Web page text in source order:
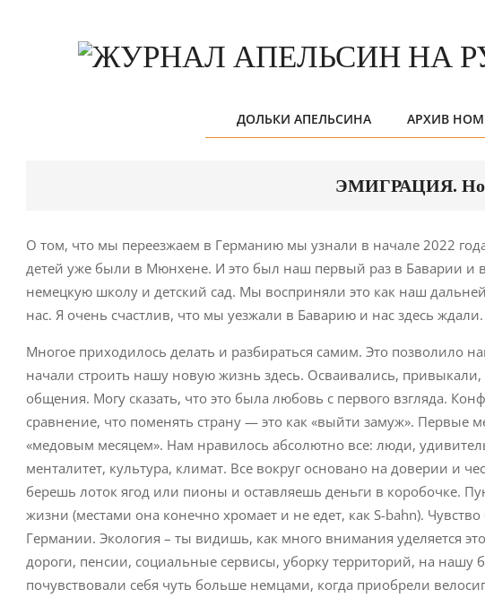
ДОЛЬКИ АПЕЛЬСИНА АРХИВ
ЭМИГРАЦИЯ.
О том, что мы переезжаем в Германию мы узнали в начале 2022
детей уже были в Мюнхене. И это был наш первый раз в Баварии и
немецкую школу и детский сад. Мы восприняли это как наш
нас. Я очень счастлив, что мы уезжали в Баварию и нас здесь ждали.
Многое приходилось делать и разбираться самим. Это позволило
начали строить нашу новую жизнь здесь. Осваивались,
общения. Могу сказать, что это была любовь с первого взгляда.
сравнение, что поменять страну — это как «выйти замуж». Первые
«медовым месяцем». Нам нравилось абсолютно все: люди,
менталитет, культура, климат. Все вокруг основано на доверии и
берешь лоток ягод или пионы и оставляешь деньги в коробочке.
жизни (местами она конечно хромает и не едет, как S-bahn).
Германии. Экология – ты видишь, как много внимания уделяется
дороги, пенсии, социальные сервисы, уборку территорий, на нашу
почувствовали себя чуть больше немцами, когда приобрели